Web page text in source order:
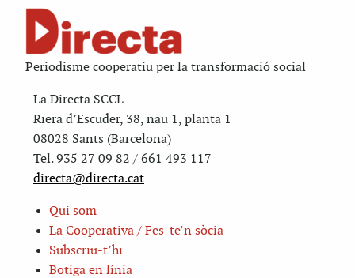
Periodisme cooperatiu per la transformació social
La Directa SCCL
Riera d’Escuder, 38, nau 1, planta 1
08028 Sants (Barcelona)
Tel. 935 27 09 82 / 661 493 117
directa@directa.cat
Qui som
La Cooperativa / Fes-te’n sòcia
Subscriu-t’hi
Botiga en línia